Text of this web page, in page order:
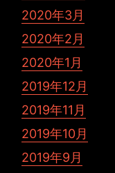
2020年3月
2020年2月
2020年1月
2019年12月
2019年11月
2019年10月
2019年9月